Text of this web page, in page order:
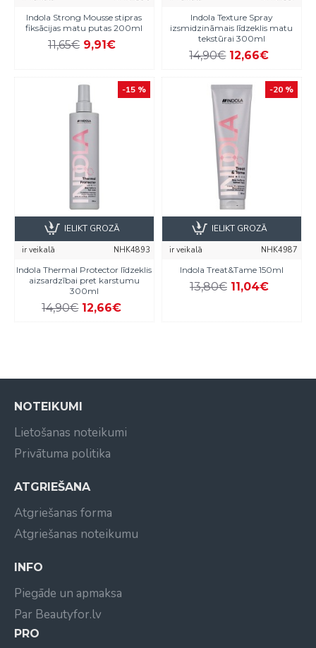
Indola Strong Mousse stipras
fiksācijas matu putas 200ml
11,65€ 9,91€
Indola Texture Spray
izsmidzināmais līdzeklis matu
tekstūrai 300ml
14,90€ 12,66€
-15 %
ir veikalā
NHK4893
Indola Thermal Protector līdzeklis
aizsardzībai pret karstumu
300ml
14,90€ 12,66€
IELIKT GROZĀ
-20 %
ir veikalā
NHK4987
Indola Treat&Tame 150ml
13,80€ 11,04€
IELIKT GROZĀ
NOTEIKUMI
Lietošanas noteikumi
Privātuma politika
ATGRIEŠANA
Atgriešanas forma
Atgriešanas noteikumu
INFO
Piegāde un apmaksa
Par Beautyfor.lv
PRO